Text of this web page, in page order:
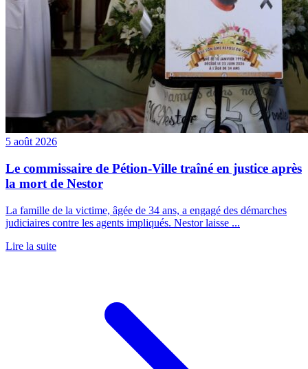
5 août 2026
Le commissaire de Pétion-Ville traîné en justice après
la mort de Nestor
La famille de la victime, âgée de 34 ans, a engagé des démarches
judiciaires contre les agents impliqués. Nestor laisse ...
Lire la suite